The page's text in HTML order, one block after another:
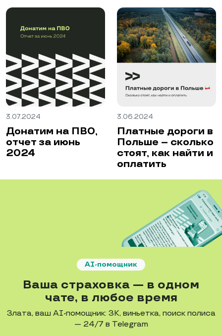
3.07.2024
Донатим на ПВО,
отчет за июнь
2024
3.06.2024
Платные дороги в
Польше – сколько
стоят, как найти и
оплатить
AI-помощник
Ваша страховка — в одном
чате, в любое время
Злата, ваш AI-помощник: ЗК, виньетка, поиск полиса
— 24/7 в Telegram